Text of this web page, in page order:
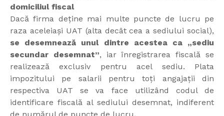
domiciliul fiscal
Dacă firma deține mai multe puncte de lucru pe
raza aceleiași UAT (alta decât cea a sediului social),
se desemnează unul dintre acestea ca „sediu
secundar desemnat”, iar înregistrarea fiscală se
realizează exclusiv pentru acel sediu. Plata
impozitului pe salarii pentru toți angajații din
respectiva UAT se va face utilizând codul de
identificare fiscală al sediului desemnat, indiferent